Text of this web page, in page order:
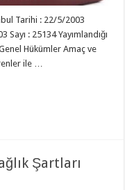
Tarihi : 22/5/2003
Sayı : 25134 Yayımlandığı
Hükümler Amaç ve
ile …
Şartları